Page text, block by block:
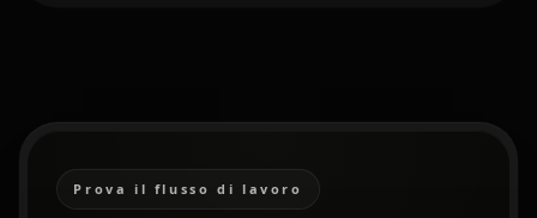
Prova il flusso di lavoro